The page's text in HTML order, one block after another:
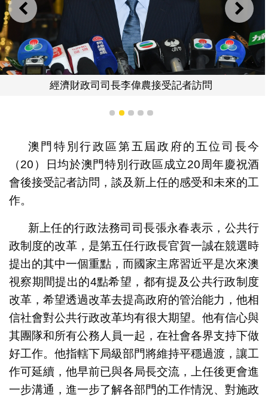
上一則 下一
經濟財政司司長李偉農接受記者訪問
1 2 3 4 5
澳門特別行政區第五屆政府的五位司長今
（20）日均於澳門特別行政區成立20周年慶祝酒
會後接受記者訪問，談及新上任的感受和未來的工
作。
新上任的行政法務司司長張永春表示，公共行
政制度的改革，是第五任行政長官賀一誠在競選時
提出的其中一個重點，而國家主席習近平是次來澳
視察期間提出的4點希望，都有提及公共行政制度
改革，希望透過改革去提高政府的管治能力，他相
信社會對公共行政改革均有很大期望。他有信心與
其團隊和所有公務人員一起，在社會各界支持下做
好工作。他指轄下局級部門將維持平穩過渡，讓工
作可延續，他早前已與各局長交流，上任後更會進
一步溝通，進一步了解各部門的工作情況、對施政